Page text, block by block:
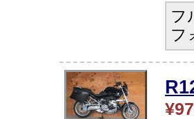
フ
フ